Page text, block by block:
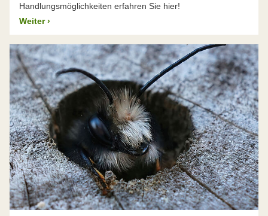
Handlungsmöglichkeiten erfahren Sie hier!
Weiter ›